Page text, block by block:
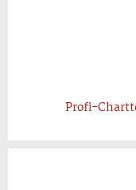
Profi-